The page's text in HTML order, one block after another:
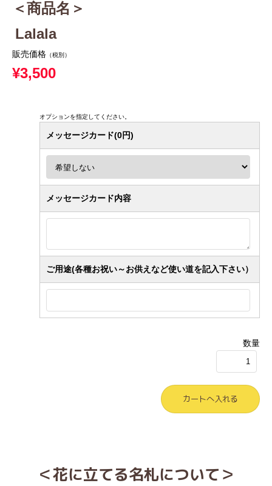
＜商品名＞
Lalala
販売価格 （税別）
¥3,500
オプションを指定してください。
メッセージカード(0円)
メッセージカード内容
ご用途(各種お祝い～お供えなど使い道を記入下さい）
数量
＜花に立てる名札について＞